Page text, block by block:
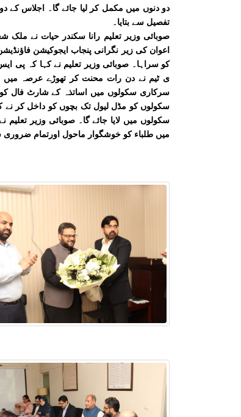
دو دنوں میں مکمل کر لیا جائے گا۔ اجلاس کے
تفصیل سے بتایا۔
صوبائی وزیر تعلیم رانا سکندر حیات نے ملک
اعوان کی زیر نگرانی پنجاب ایجوکیشن
کو سراہا۔ صوبائی وزیر تعلیم نے کہا کہ پی
ی ٹیم نے دن رات محنت کر تھوڑے عرصہ میں
سرکاری سکولوں میں اساتذہ کے شارٹ فال کو
سکولوں میں لایا جائے گا۔ صوبائی وزیر
میں طلباء کو خوشگوار ماحول اورتمام